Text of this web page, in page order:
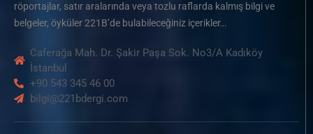
röportajlar, satır aralarında veya tozlu raflarda kalmış bilgi ve
belgeler, öyküler 221B’de bulabileceğiniz içerikler…
Caferağa Mah. Dr. Şakir Paşa Sok. No3/A Kadıköy
İstanbul
+90 543 345 46 00
bilgi@221bdergi.com